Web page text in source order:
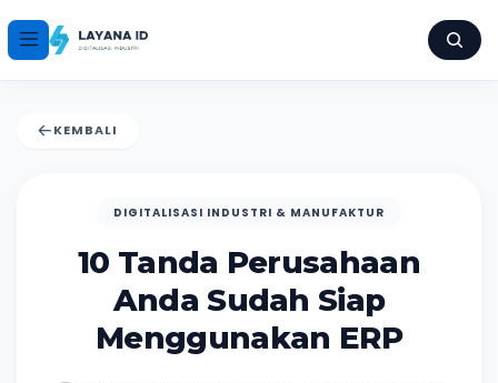
KEMBALI
DIGITALISASI INDUSTRI & MANUFAKTUR
10 Tanda Perusahaan
Anda Sudah Siap
Menggunakan ERP